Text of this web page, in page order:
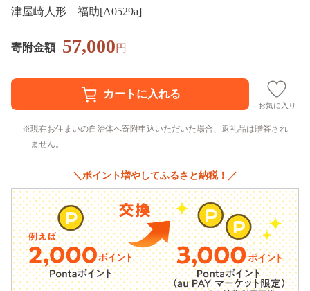
津屋崎人形 福助[A0529a]
寄附金額 57,000円
お気に入り
現在お住まいの自治体へ寄附申込いただいた場合、返礼品は贈答され
ません。
＼ポイント増やしてふるさと納税！／